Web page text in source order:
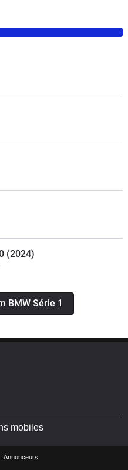
(2024)
BMW Série 1
mobiles
Annonceurs